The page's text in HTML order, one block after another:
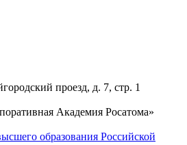
проезд, д. 7, стр. 1
Академия Росатома»
образования Российской